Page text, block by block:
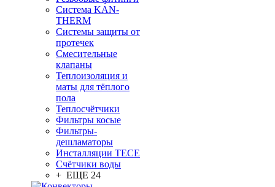
Система KAN-
THERM
Системы защиты от
протечек
Смесительные
клапаны
Теплоизоляция и
маты для тёплого
пола
Теплосчётчики
Фильтры косые
Фильтры-
дешламаторы
Инсталляции TECE
Счётчики воды
+ ЕЩЕ 24